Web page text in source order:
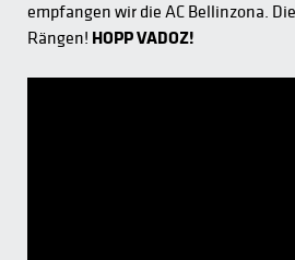
empfangen wir die AC Bellinzona.
Rängen! HOPP VADOZ!